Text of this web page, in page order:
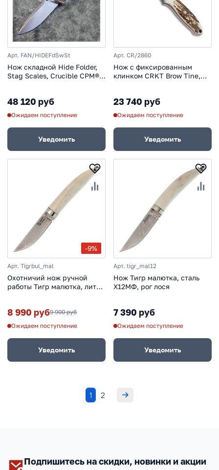
Арт. FAN/HIDEFdSwSt
Нож складной Hide Folder,
Stag Scales, Crucible CPM®
48 120 руб
Ожидаем поступление
Уведомить
Арт. CR/2860
Нож с фиксированным
клинком CRKT Brow Tine,
23 740 руб
Ожидаем поступление
Уведомить
-9%
Арт. Tigrbul_mal
Охотничий нож ручной
работы Тигр малютка, литой
8 990 руб9 900 руб
Ожидаем поступление
Уведомить
Арт. tigr_mal12
Нож Тигр малютка, сталь
Х12МФ, рог лося
7 390 руб
Ожидаем поступление
Уведомить
1 2
Подпишитесь на скидки, новинки и акции